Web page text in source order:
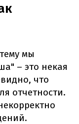
мы
– это некая
что
отчетности.